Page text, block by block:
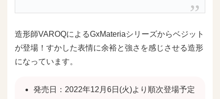
造形師VAROQによるGxMateriaシリーズからベジット
が登場！すかした表情に余裕と強さを感じさせる造形
になっています。
発売日：2022年12月6日(火)より順次登場予定